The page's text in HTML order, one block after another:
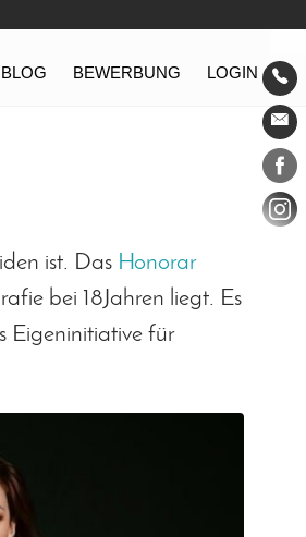
BLOG BEWERBUNG LOGIN
ist. Das Honorar
bei 18Jahren liegt. Es
Eigeninitiative für